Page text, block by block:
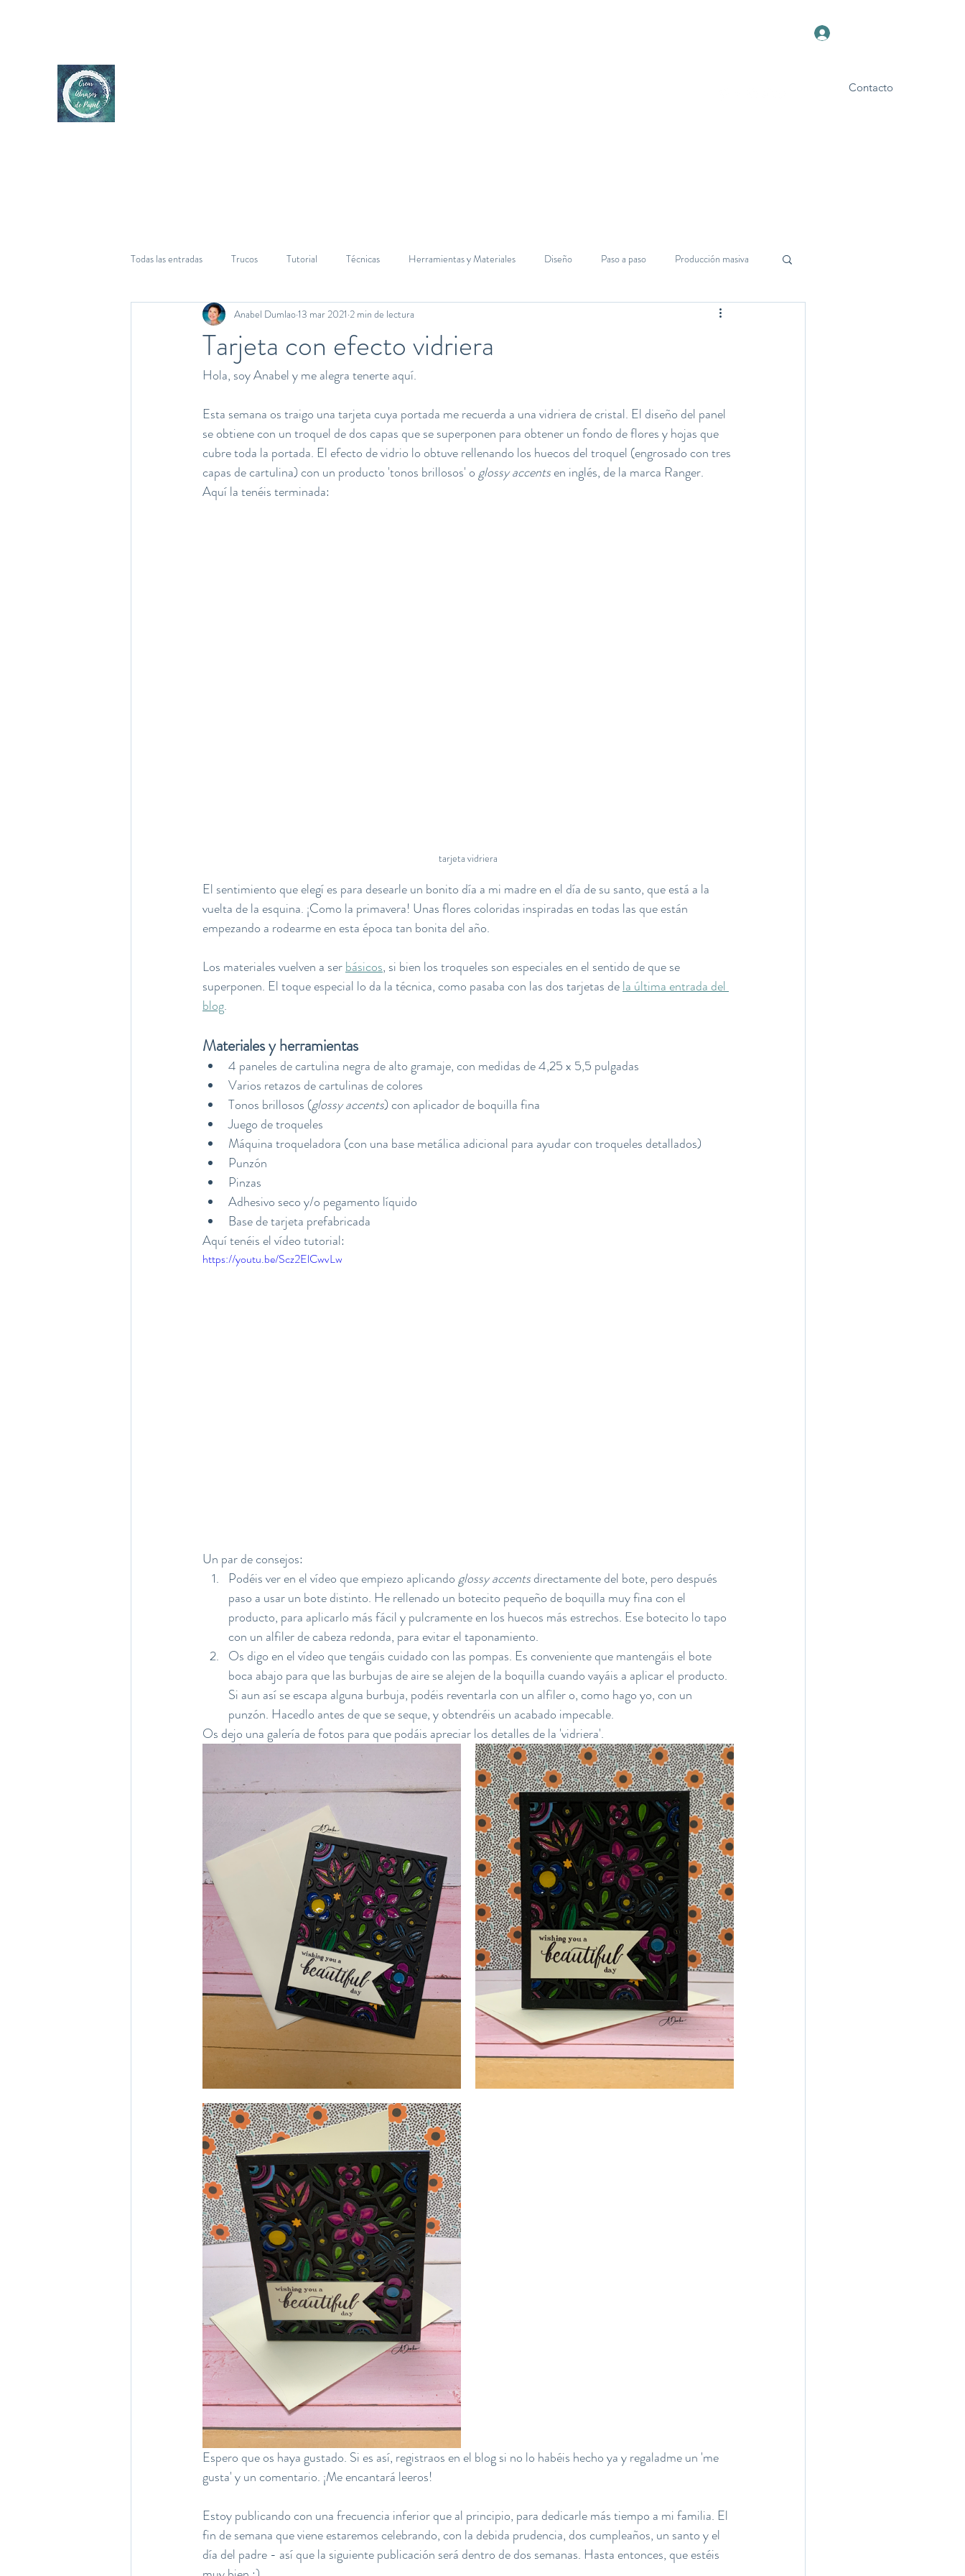
Contacto
Todas las entradas Trucos Tutorial Técnicas Herramientas y Materiales Diseño Paso a paso Producción masiva
Cumpleaños
Tarjeta con efecto vidriera
Anabel Dumlao13 mar 2021 2 min de lectura
Hola, soy Anabel y me alegra tenerte aquí.
Esta semana os traigo una tarjeta cuya portada me recuerda a una vidriera de cristal. El diseño del panel
se obtiene con un troquel de dos capas que se superponen para obtener un fondo de flores y hojas que
cubre toda la portada. El efecto de vidrio lo obtuve rellenando los huecos del troquel (engrosado con tres
capas de cartulina) con un producto 'tonos brillosos' o glossy accents en inglés, de la marca Ranger.
Aquí la tenéis terminada:
tarjeta vidriera
El sentimiento que elegí es para desearle un bonito día a mi madre en el día de su santo, que está a la
vuelta de la esquina. ¡Como la primavera! Unas flores coloridas inspiradas en todas las que están
empezando a rodearme en esta época tan bonita del año.
Los materiales vuelven a ser básicos, si bien los troqueles son especiales en el sentido de que se
superponen. El toque especial lo da la técnica, como pasaba con las dos tarjetas dela última entrada del
blog.
Materiales y herramientas
4 paneles de cartulina negra de alto gramaje, con medidas de 4,25 x 5,5 pulgadas
Varios retazos de cartulinas de colores
Tonos brillosos (glossy accents) con aplicador de boquilla fina
Juego de troqueles
Máquina troqueladora (con una base metálica adicional para ayudar con troqueles detallados)
Punzón
Pinzas
Adhesivo seco y/o pegamento líquido
Base de tarjeta prefabricada
Aquí tenéis el vídeo tutorial:
https://youtu.be/Scz2ElCwvLw
Un par de consejos:
Podéis ver en el vídeo que empiezo aplicando glossy accents directamente del bote, pero después
paso a usar un bote distinto. He rellenado un botecito pequeño de boquilla muy fina con el
producto, para aplicarlo más fácil y pulcramente en los huecos más estrechos. Ese botecito lo tapo
con un alfiler de cabeza redonda, para evitar el taponamiento.
Os digo en el vídeo que tengáis cuidado con las pompas. Es conveniente que mantengáis el bote
boca abajo para que las burbujas de aire se alejen de la boquilla cuando vayáis a aplicar el producto.
Si aun así se escapa alguna burbuja, podéis reventarla con un alfiler o, como hago yo, con un
punzón. Hacedlo antes de que se seque, y obtendréis un acabado impecable.
Os dejo una galería de fotos para que podáis apreciar los detalles de la 'vidriera'.
Espero que os haya gustado. Si es así, registraos en el blog si no lo habéis hecho ya y regaladme un 'me
gusta' y un comentario. ¡Me encantará leeros!
Estoy publicando con una frecuencia inferior que al principio, para dedicarle más tiempo a mi familia. El
fin de semana que viene estaremos celebrando, con la debida prudencia, dos cumpleaños, un santo y el
día del padre - así que la siguiente publicación será dentro de dos semanas. Hasta entonces, que estéis